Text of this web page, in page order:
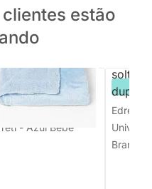
estão
PRONTA ENTREGA
Sherpan
- Azul Bebe
Branco